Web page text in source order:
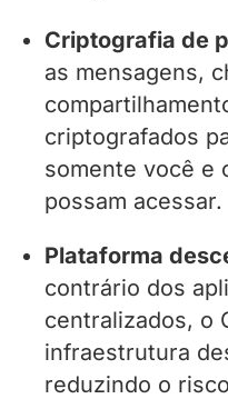
Criptografia de
as mensagens,
criptografados
somente você e
possam acessar.
Plataforma
contrário dos
centralizados, o
infraestrutura
reduzindo o